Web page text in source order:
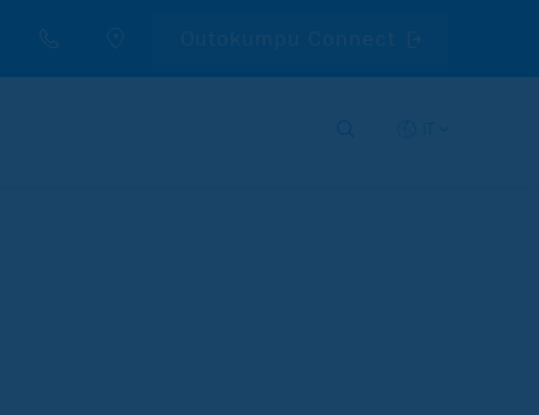
IT